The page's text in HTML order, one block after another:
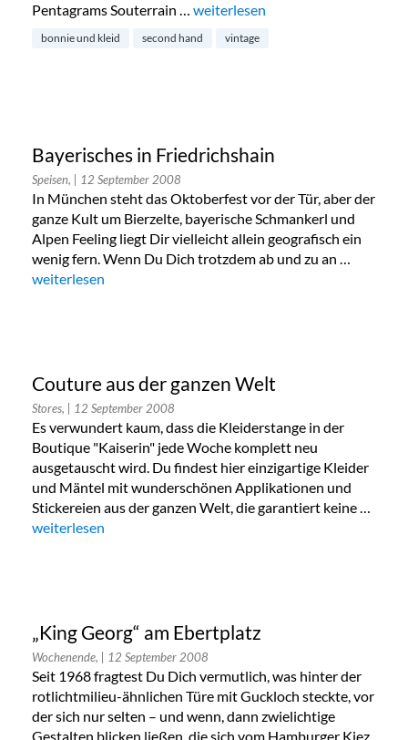
Pentagrams Souterrain … „Bonnie und Kleid in der
weiterlesen
bonnie und kleid second hand vintage
Bayerisches in Friedrichshain
Speisen, | 12 September 2008
In München steht das Oktoberfest vor der Tür, aber der
ganze Kult um Bierzelte, bayerische Schmankerl und
Alpen Feeling liegt Dir vielleicht allein geografisch ein
wenig fern. Wenn Du Dich trotzdem ab und zu an …
„Bayerisches in Friedrichshain“
weiterlesen
Couture aus der ganzen Welt
Stores, | 12 September 2008
Es verwundert kaum, dass die Kleiderstange in der
Boutique "Kaiserin" jede Woche komplett neu
ausgetauscht wird. Du findest hier einzigartige Kleider
und Mäntel mit wunderschönen Applikationen und
Stickereien aus der ganzen Welt, die garantiert keine …
„Couture aus der ganzen Welt“
weiterlesen
„King Georg“ am Ebertplatz
Wochenende, | 12 September 2008
Seit 1968 fragtest Du Dich vermutlich, was hinter der
rotlichtmilieu-ähnlichen Türe mit Guckloch steckte, vor
der sich nur selten – und wenn, dann zwielichtige
Gestalten blicken ließen, die sich vom Hamburger Kiez